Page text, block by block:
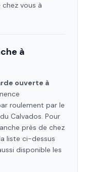
vous à
à
ouverte à
roulement par le
du Calvados. Pour
près de chez
liste ci-dessus
disponible les